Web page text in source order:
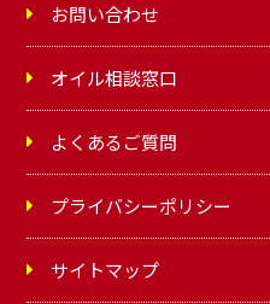
お問い合わせ
オイル相談窓口
よくあるご質問
プライバシーポリシー
サイトマップ